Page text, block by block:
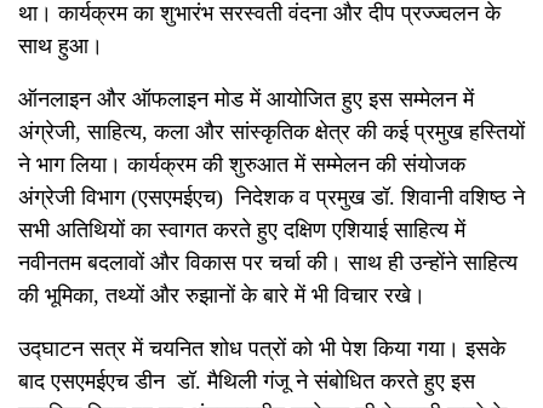
था। कार्यक्रम का शुभारंभ सरस्वती वंदना और दीप प्रज्ज्वलन के
साथ हुआ।
ऑनलाइन और ऑफलाइन मोड में आयोजित हुए इस सम्मेलन में
अंग्रेजी, साहित्य, कला और सांस्कृतिक क्षेत्र की कई प्रमुख हस्तियों
ने भाग लिया। कार्यक्रम की शुरुआत में सम्मेलन की संयोजक
अंग्रेजी विभाग (एसएमईएच) निदेशक व प्रमुख डॉ. शिवानी वशिष्ठ ने
सभी अतिथियों का स्वागत करते हुए दक्षिण एशियाई साहित्य में
नवीनतम बदलावों और विकास पर चर्चा की। साथ ही उन्होंने साहित्य
की भूमिका, तथ्यों और रुझानों के बारे में भी विचार रखे।
उद्घाटन सत्र में चयनित शोध पत्रों को भी पेश किया गया। इसके
बाद एसएमईएच डीन डॉ. मैथिली गंजू ने संबोधित करते हुए इस